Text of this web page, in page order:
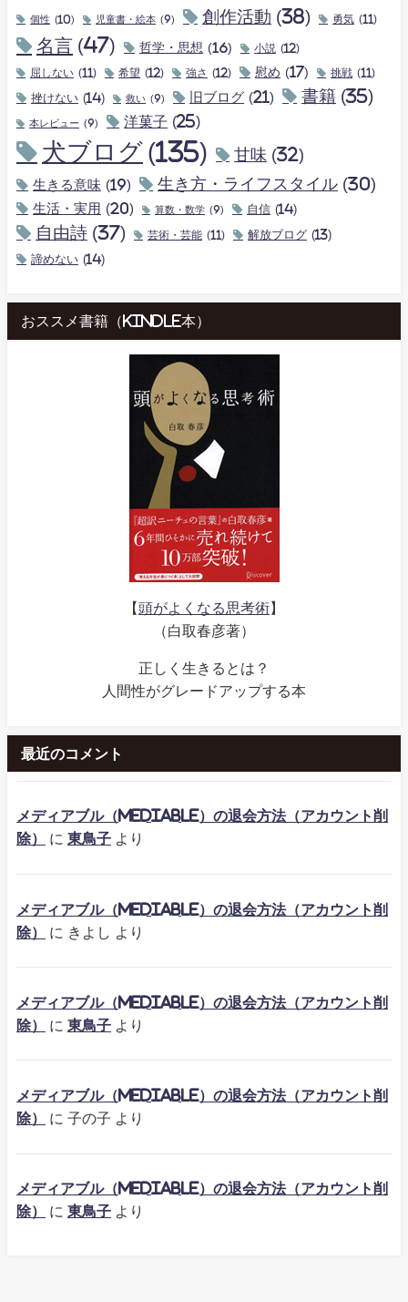
個性 (10) 児童書・絵本 (9) 創作活動 (38) 勇気 (11)
名言 (47) 哲学・思想 (16) 小説 (12)
屈しない (11) 希望 (12) 強さ (12) 慰め (17) 挑戦 (11)
挫けない (14) 救い (9) 旧ブログ (21) 書籍 (35)
本レビュー (9) 洋菓子 (25)
犬ブログ (135) 甘味 (32)
生きる意味 (19) 生き方・ライフスタイル (30)
生活・実用 (20) 算数・数学 (9) 自信 (14)
自由詩 (37) 芸術・芸能 (11) 解放ブログ (13)
諦めない (14)
おススメ書籍（kindle本）
【頭がよくなる思考術】
（白取春彦著）
正しく生きるとは？
人間性がグレードアップする本
最近のコメント
メディアブル（mediable）の退会方法（アカウント削
除）
に 東鳥子 より
メディアブル（mediable）の退会方法（アカウント削
除）
に きよし より
メディアブル（mediable）の退会方法（アカウント削
除）
に 東鳥子 より
メディアブル（mediable）の退会方法（アカウント削
除）
に 子の子 より
メディアブル（mediable）の退会方法（アカウント削
除）
に 東鳥子 より